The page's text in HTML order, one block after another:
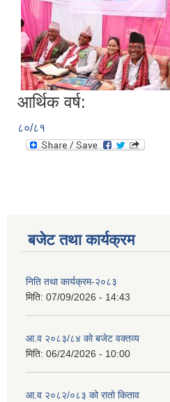
आर्थिक वर्ष:
८०/८१
बजेट तथा कार्यक्रम
निति तथा कार्यक्रम-२०८३
मिति: 07/09/2026 - 14:43
आ.व २०८३/८४ को बजेट वक्तव्य
मिति: 06/24/2026 - 10:00
आ.व २०८२/०८३ को रातो किताव